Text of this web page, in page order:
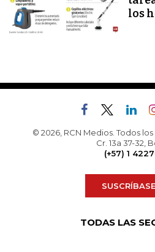
los
© 2026, RCN Medios. Todos
Cr. 13a 37-32,
(+57) 1
SUSCRÍBASE
TODAS LAS